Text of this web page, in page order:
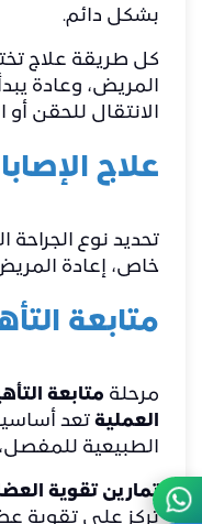
بشكل دائم.
كل طريقة علاج
المريض، وعادة
الانتقال للحقن أو
علاج
تحديد نوع الجراحة
خاص، إعادة
متابعة
مرحلة متابعة
العملية تعد
الطبيعية
تمارين تقوية
تركز على تقوية